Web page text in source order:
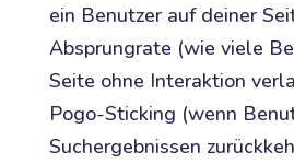
ein Benutzer auf deiner
Absprungrate (wie viele
Seite ohne Interaktion
Pogo-Sticking (wenn
Suchergebnissen